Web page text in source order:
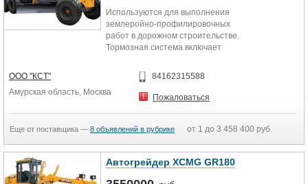
Используются для выполнения
землеройно-профилировочных
работ в дорожном строительстве.
Тормозная система включает
Rexroth...
ООО "КСТ"
Амурская область, Москва
84162315588
Пожаловаться
Еще от поставщика — 8 объявлений в рубрике от 1 до 3 458 400 руб.
Автогрейдер XCMG GR180